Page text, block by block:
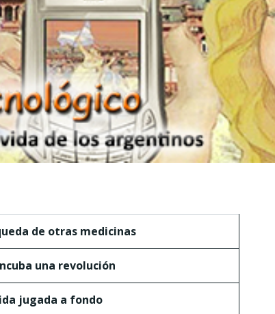
de otras medicinas
una revolución
jugada a fondo